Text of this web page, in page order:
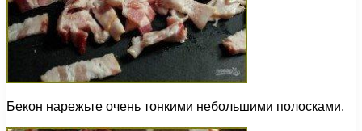
Бекон нарежьте очень тонкими небольшими полосками.